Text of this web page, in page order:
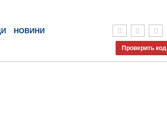
НОВИНИ
Проверить код